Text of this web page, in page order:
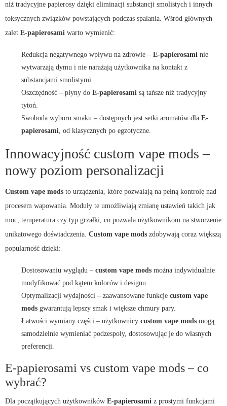
niż tradycyjne papierosy dzięki eliminacji substancji smolistych i innych
toksycznych związków powstających podczas spalania. Wśród głównych
zalet E-papierosami warto wymienić:
Redukcja negatywnego wpływu na zdrowie – E-papierosami nie
wytwarzają dymu i nie narażają użytkownika na kontakt z
substancjami smolistymi.
Oszczędność – płyny do E-papierosami są tańsze niż tradycyjny
tytoń.
Swoboda wyboru smaku – dostępnych jest setki aromatów dla E-
papierosami, od klasycznych po egzotyczne.
Innowacyjność custom vape mods –
nowy poziom personalizacji
Custom vape mods to urządzenia, które pozwalają na pełną kontrolę nad
procesem wapowania. Moduły te umożliwiają zmianę ustawień takich jak
moc, temperatura czy typ grzałki, co pozwala użytkownikom na stworzenie
unikatowego doświadczenia. Custom vape mods zdobywają coraz większą
popularność dzięki:
Dostosowaniu wyglądu – custom vape mods można indywidualnie
modyfikować pod kątem kolorów i designu.
Optymalizacji wydajności – zaawansowane funkcje custom vape
mods gwarantują lepszy smak i większe chmury pary.
Łatwości wymiany części – użytkownicy custom vape mods mogą
samodzielnie wymieniać podzespoły, dostosowując je do własnych
preferencji.
E-papierosami vs custom vape mods – co
wybrać?
Dla początkujących użytkowników E-papierosami z prostymi funkcjami